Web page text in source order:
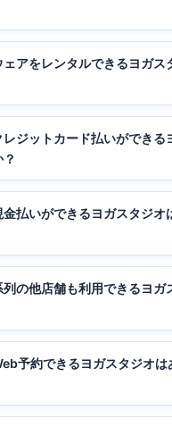
アをレンタルできるヨガス
ジットカード払いができる
払いができるヨガスタジオ
の他店舗も利用できるヨガ
予約できるヨガスタジオは